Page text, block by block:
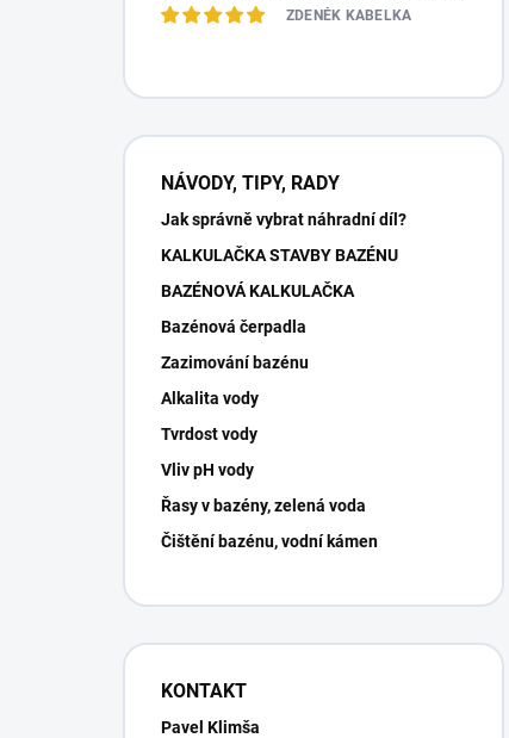
ZDENĚK KABELKA
NÁVODY, TIPY, RADY
Jak správně vybrat náhradní díl?
KALKULAČKA STAVBY BAZÉNU
BAZÉNOVÁ KALKULAČKA
Bazénová čerpadla
Zazimování bazénu
Alkalita vody
Tvrdost vody
Vliv pH vody
Řasy v bazény, zelená voda
Čištění bazénu, vodní kámen
KONTAKT
Pavel Klimša